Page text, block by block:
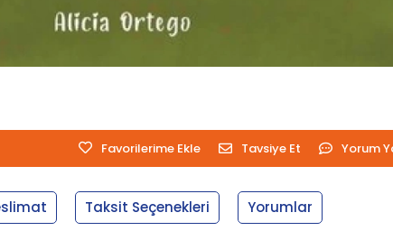
Favorilerime Ekle Tavsiye Et Yorum
Taksit Seçenekleri Yorumlar